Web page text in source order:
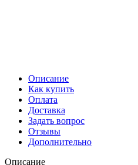
Описание
Как купить
Оплата
Доставка
Задать вопрос
Отзывы
Дополнительно
Описание